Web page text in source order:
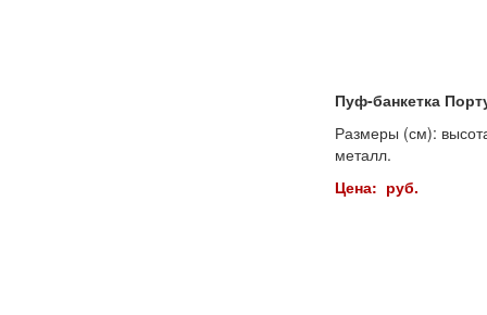
Пуф-банкетка
Размеры (см):
металл.
Цена: руб.